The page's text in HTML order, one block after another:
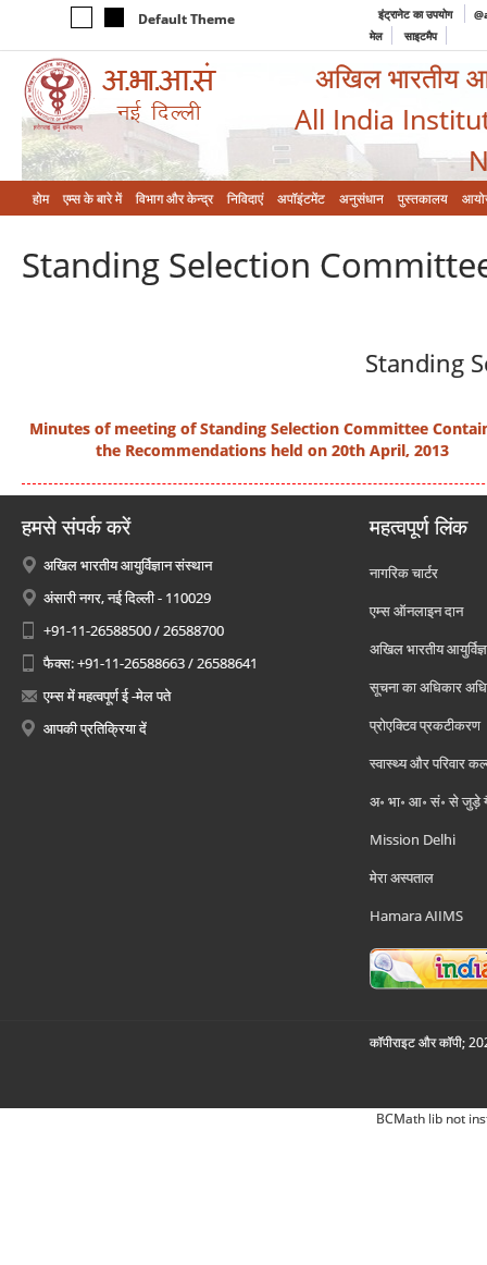
Default Theme इंट्रानेट का उपयोग
मेल
साइटमैप
अखिल भारतीय
All India
होम एम्‍स के बारे में विभाग और केन्‍द्र निविदाएं अपॉइंटमेंट अनुसंधान पुस्तकालय
Standing Selection
Standing
Minutes of meeting of Standing Selection Committee
the Recommendations held on 20th April, 2013
हमसे संपर्क करें
अखिल भारतीय आयुर्विज्ञान संस्थान
अंसारी नगर, नई दिल्ली - 110029
+91-11-26588500 / 26588700
फैक्स: +91-11-26588663 / 26588641
एम्स में महत्वपूर्ण ई -मेल पते
आपकी प्रतिक्रिया दें
महत्वपूर्ण लिंक
नागरिक चार्टर
एम्स ऑनलाइन दान
अखिल भारतीय
सूचना का अधिकार
प्रोएक्टिव प्रकटीकरण
स्वास्थ्य और परिवार
अ॰ भा॰ आ॰ सं॰ से जुड़े
Mission Delhi
मेरा अस्पताल
Hamara AIIMS
कॉपीराइट और कॉपी;
BCMath lib not